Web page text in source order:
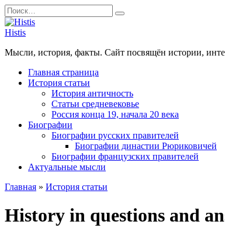
Перейти
к
содержанию
Search
for:
Histis
Мысли, история, факты. Сайт посвящён истории,
Главная страница
История статьи
История античность
Статьи средневековье
Россия конца 19, начала 20 века
Биографии
Биографии русских правителей
Биографии династии Рюриковичей
Биографии французских правителей
Актуальные мысли
Главная » История статьи
History in questions and